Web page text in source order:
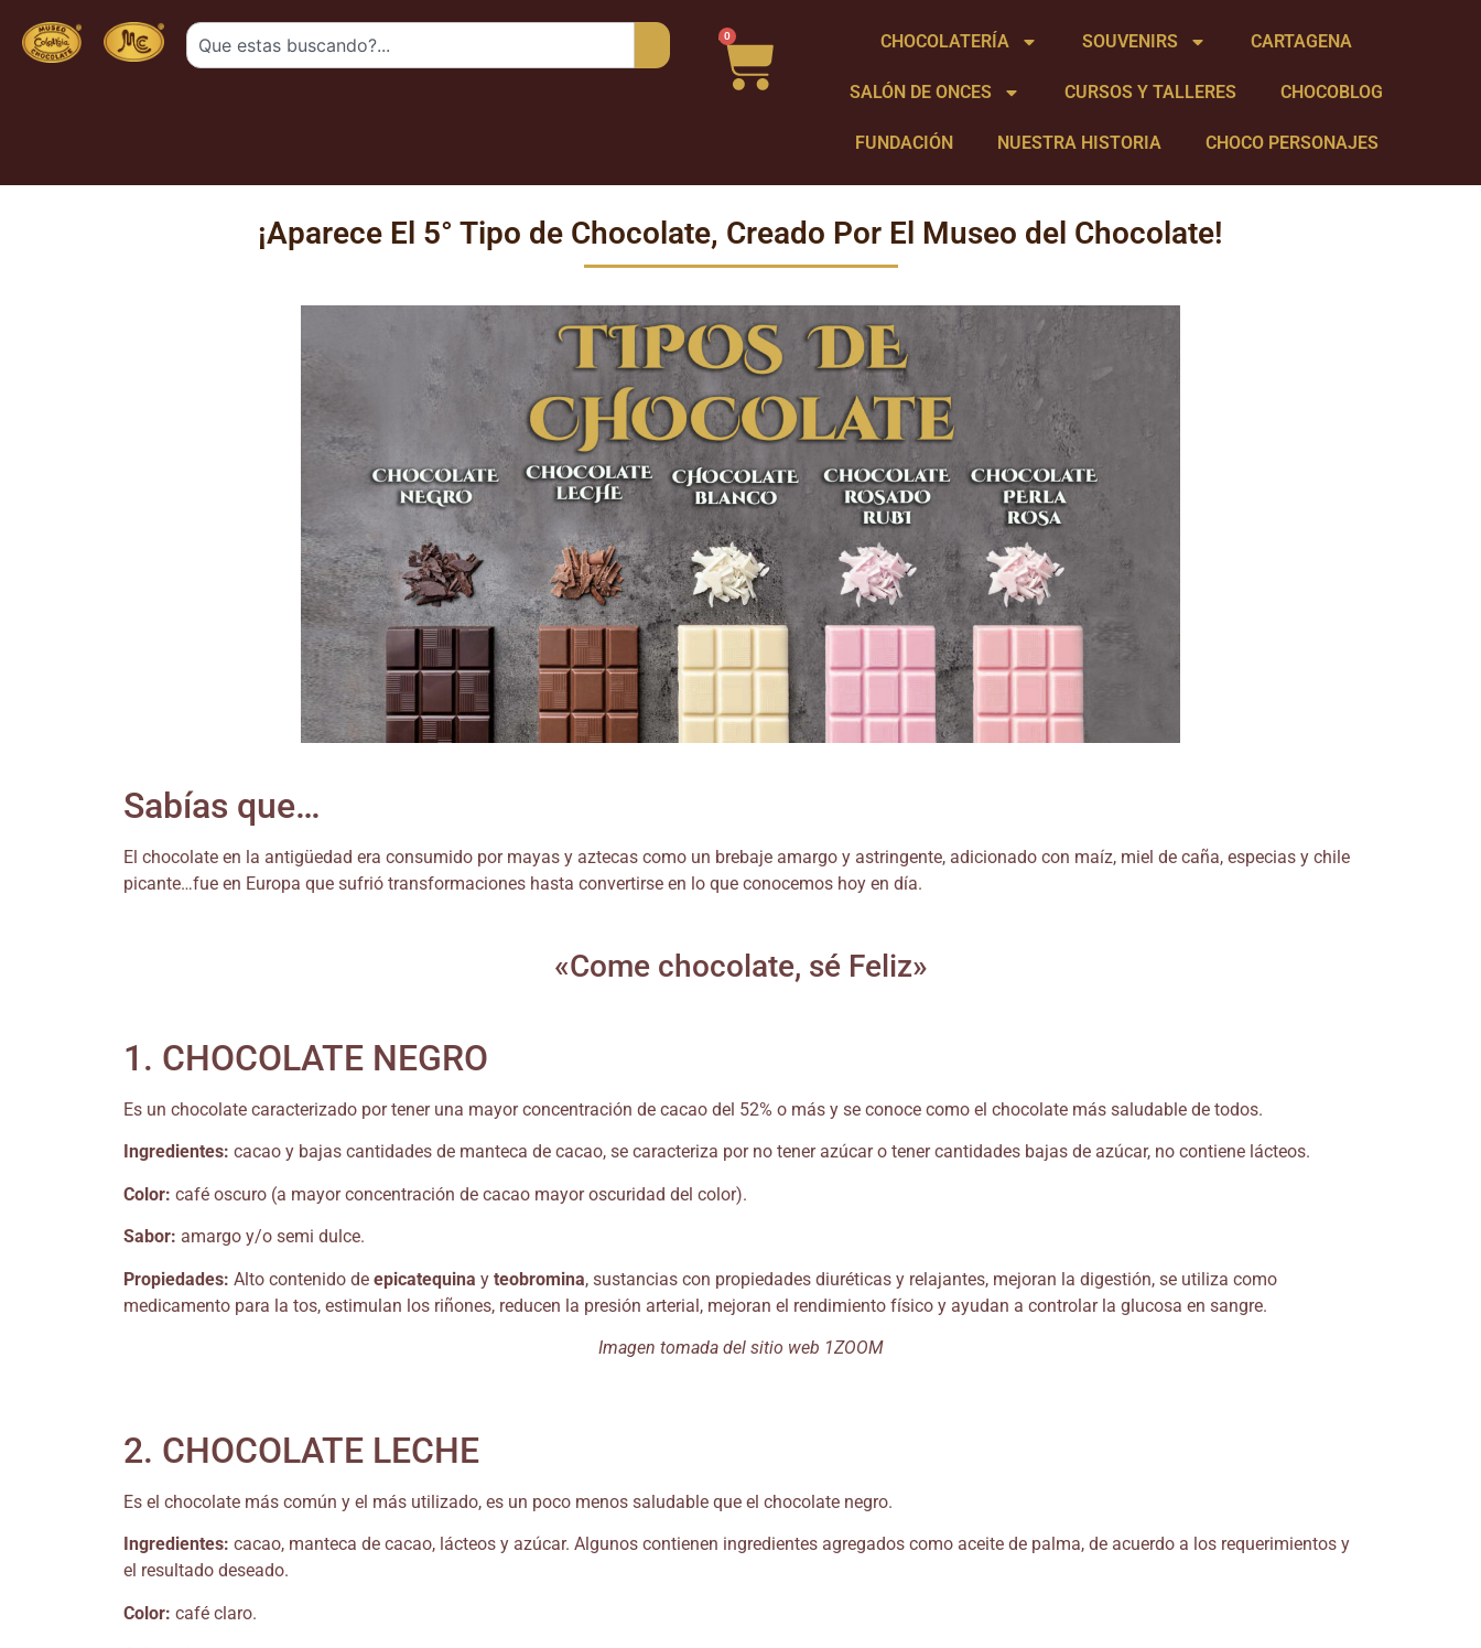
0 CHOCOLATERÍA SOUVENIRS CARTAGENA
SALÓN DE ONCES CURSOS Y TALLERES CHOCOBLOG
FUNDACIÓN NUESTRA HISTORIA CHOCO PERSONAJES
¡Aparece El 5° Tipo de Chocolate, Creado Por El Museo del Chocolate!
Sabías que…
El chocolate en la antigüedad era consumido por mayas y aztecas como un brebaje amargo y astringente, adicionado con maíz, miel de caña, especias y chile
picante…fue en Europa que sufrió transformaciones hasta convertirse en lo que conocemos hoy en día.
«Come chocolate, sé Feliz»
1. CHOCOLATE NEGRO
Es un chocolate caracterizado por tener una mayor concentración de cacao del 52% o más y se conoce como el chocolate más saludable de todos.
Ingredientes: cacao y bajas cantidades de manteca de cacao, se caracteriza por no tener azúcar o tener cantidades bajas de azúcar, no contiene lácteos.
Color: café oscuro (a mayor concentración de cacao mayor oscuridad del color).
Sabor: amargo y/o semi dulce.
Propiedades: Alto contenido de epicatequina y teobromina, sustancias con propiedades diuréticas y relajantes, mejoran la digestión, se utiliza como
medicamento para la tos, estimulan los riñones, reducen la presión arterial, mejoran el rendimiento físico y ayudan a controlar la glucosa en sangre.
Imagen tomada del sitio web 1ZOOM
2. CHOCOLATE LECHE
Es el chocolate más común y el más utilizado, es un poco menos saludable que el chocolate negro.
Ingredientes: cacao, manteca de cacao, lácteos y azúcar. Algunos contienen ingredientes agregados como aceite de palma, de acuerdo a los requerimientos y
el resultado deseado.
Color: café claro.